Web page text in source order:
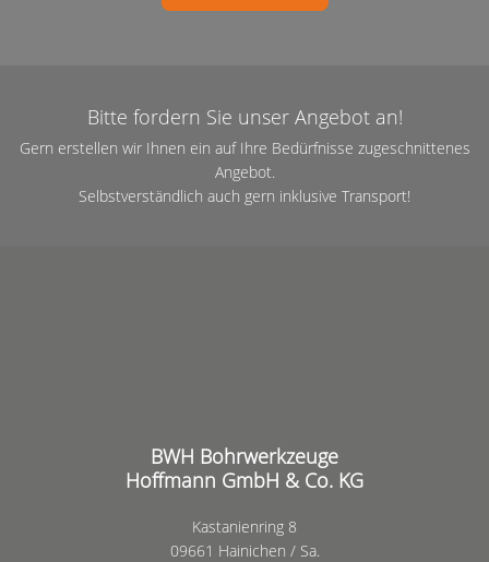
Bitte fordern Sie unser Angebot an!
Gern erstellen wir Ihnen ein auf Ihre Bedürfnisse zugeschnittenes
Angebot.
Selbstverständlich auch gern inklusive Transport!
BWH Bohrwerkzeuge
Hoffmann GmbH & Co. KG
Kastanienring 8
09661 Hainichen / Sa.